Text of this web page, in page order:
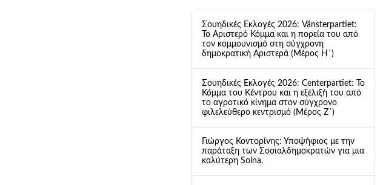
Σουηδικές Εκλογές 2026: Vänsterpartiet:
Το Αριστερό Κόμμα και η πορεία του από
τον κομμουνισμό στη σύγχρονη
δημοκρατική Αριστερά (Μέρος Η΄)
Σουηδικές Εκλογές 2026: Centerpartiet: Το
Κόμμα του Κέντρου και η εξέλιξή του από
το αγροτικό κίνημα στον σύγχρονο
φιλελεύθερο κεντρισμό (Μέρος Ζ΄)
Γιώργος Κοντορίνης: Υποψήφιος με την
παράταξη των Σοσιαλδημοκρατών για μια
καλύτερη Solna.